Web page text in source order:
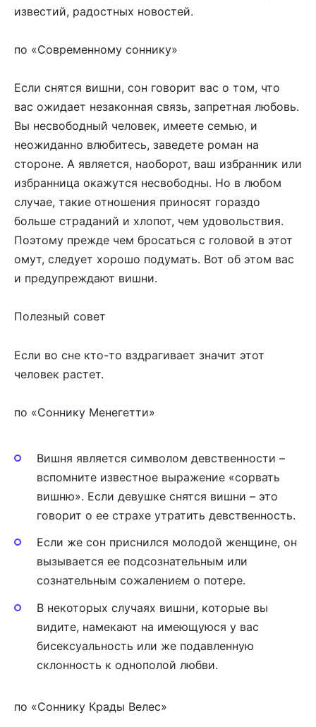
известий, радостных новостей.
по «Современному соннику»
Если снятся вишни, сон говорит вас о том, что
вас ожидает незаконная связь, запретная любовь.
Вы несвободный человек, имеете семью, и
неожиданно влюбитесь, заведете роман на
стороне. А является, наоборот, ваш избранник или
избранница окажутся несвободны. Но в любом
случае, такие отношения приносят гораздо
больше страданий и хлопот, чем удовольствия.
Поэтому прежде чем бросаться с головой в этот
омут, следует хорошо подумать. Вот об этом вас
и предупреждают вишни.
Полезный совет
Если во сне кто-то вздрагивает значит этот
человек растет.
по «Cоннику Менегетти»
Вишня является символом девственности –
вспомните известное выражение «сорвать
вишню». Если девушке снятся вишни – это
говорит о ее страхе утратить девственность.
Если же сон приснился молодой женщине, он
вызывается ее подсознательным или
сознательным сожалением о потере.
В некоторых случаях вишни, которые вы
видите, намекают на имеющуюся у вас
бисексуальность или же подавленную
склонность к однополой любви.
по «Соннику Крады Велес»